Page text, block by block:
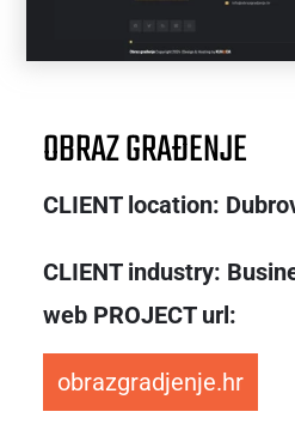
OBRAZ GRAĐENJE
CLIENT location:
CLIENT industry:
web PROJECT url:
obrazgradjenje.hr